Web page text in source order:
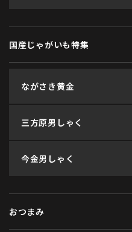
国産じゃがいも特集
ながさき黄金
三方原男しゃく
今金男しゃく
おつまみ